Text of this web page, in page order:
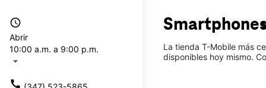
access_time
Abrir
10:00 a.m. a 9:00 p.m.
arrow_drop_down
call
La tienda T-Mobile más
disponibles hoy mismo.